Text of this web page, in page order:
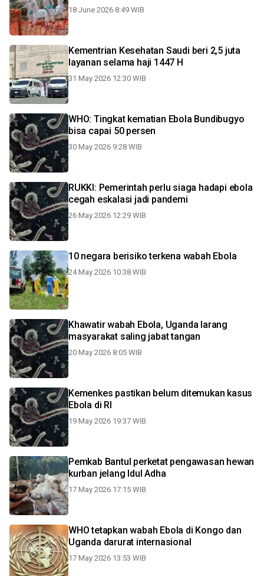
18 June 2026 8:49 WIB
Kementrian Kesehatan Saudi beri 2,5 juta
layanan selama haji 1447 H
31 May 2026 12:30 WIB
WHO: Tingkat kematian Ebola Bundibugyo
bisa capai 50 persen
30 May 2026 9:28 WIB
RUKKI: Pemerintah perlu siaga hadapi ebola
cegah eskalasi jadi pandemi
26 May 2026 12:29 WIB
10 negara berisiko terkena wabah Ebola
24 May 2026 10:38 WIB
Khawatir wabah Ebola, Uganda larang
masyarakat saling jabat tangan
20 May 2026 8:05 WIB
Kemenkes pastikan belum ditemukan kasus
Ebola di RI
19 May 2026 19:37 WIB
Pemkab Bantul perketat pengawasan hewan
kurban jelang Idul Adha
17 May 2026 17:15 WIB
WHO tetapkan wabah Ebola di Kongo dan
Uganda darurat internasional
17 May 2026 13:53 WIB